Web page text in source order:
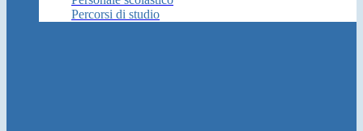
Percorsi di studio